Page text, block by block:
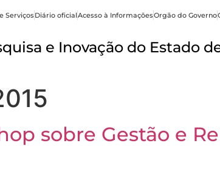
ServiçosDiário oficialAcesso à InformaçõesOrgão do Governo
e Inovação do Estado
sobre Gestão e